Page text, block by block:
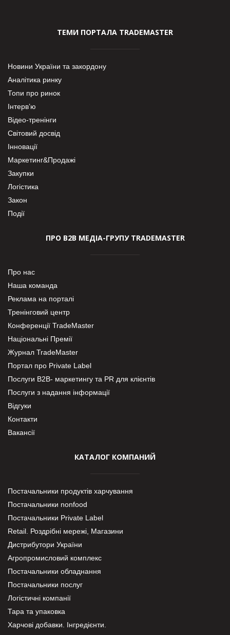
ТЕМИ ПОРТАЛА TRADEMASTER
Новини України та закордону
Аналітика ринку
Топи про ринок
Інтерв’ю
Відео-тренінги
Світовий досвід
Інновації
Маркетинг&Продажі
Закупки
Логістика
Закон
Події
ПРО В2В МЕДІА-ГРУПУ TRADEMASTER
Про нас
Наша команда
Реклама на порталі
Тренінговий центр
Конференції TradeMaster
Національні Премії
Журнал TradeMaster
Портал про Private Label
Послуги В2В- маркетингу та PR для клієнтів
Послуги з надання інформації
Відгуки
Контакти
Вакансії
КАТАЛОГ КОМПАНИЙ
Постачальники продуктів харчування
Постачальники nonfood
Постачальники Private Label
Retail. Роздрібні мережі, Магазини
Дистрибутори України
Агропромисловий комплекс
Постачальники обладнання
Постачальники послуг
Логістичні компанії
Тара та упаковка
Харчові добавки. Інгредієнти.